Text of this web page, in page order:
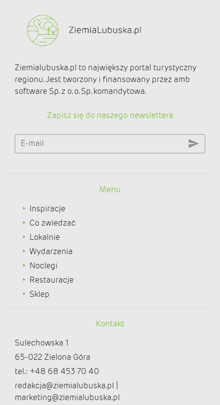
Ziemialubuska.pl to największy portal turystyczny
regionu. Jest tworzony i finansowany przez amb
software Sp. z o. o. Sp. komandytowa.
Zapisz się do naszego newslettera
E-mail
Menu
Inspiracje
Co zwiedzać
Lokalnie
Wydarzenia
Noclegi
Restauracje
Sklep
Kontakt
Sulechowska 1
65-022 Zielona Góra
tel.: +48 68 453 70 40
redakcja@ziemialubuska.pl |
marketing@ziemialubuska.pl